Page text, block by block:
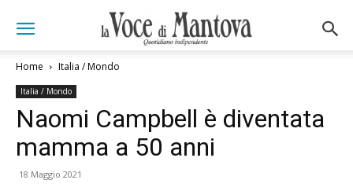
Home Italia / Mondo
Italia / Mondo
Naomi Campbell è diventata
mamma a 50 anni
18 Maggio 2021